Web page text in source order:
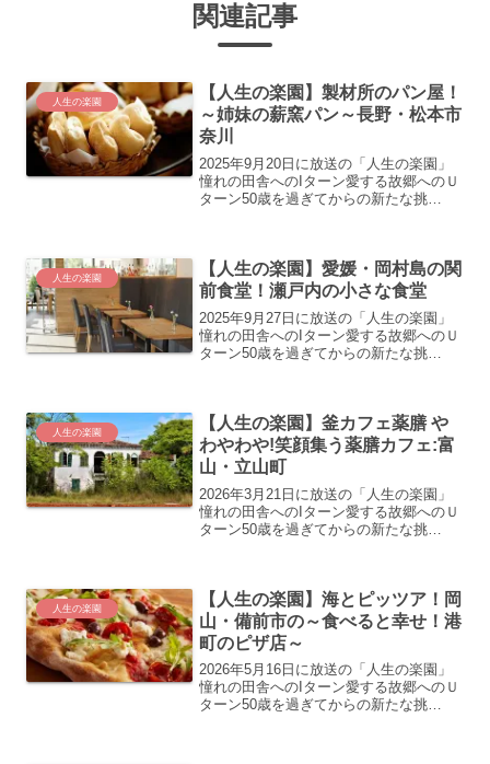
関連記事
人生の楽園
【人生の楽園】製材所のパン屋！
～姉妹の薪窯パン～長野・松本市
奈川
2025年9月20日に放送の「人生の楽園」
憧れの田舎へのIターン愛する故郷へのＵ
ターン50歳を過ぎてからの新たな挑
べ物などと共に紹...
人生の楽園
【人生の楽園】愛媛・岡村島の関
前食堂！瀬戸内の小さな食堂
2025年9月27日に放送の「人生の楽園」
憧れの田舎へのIターン愛する故郷へのＵ
ターン50歳を過ぎてからの新たな挑
べ物などと共に紹...
人生の楽園
【人生の楽園】釜カフェ薬膳 や
わやわや!笑顔集う薬膳カフェ:富
山・立山町
2026年3月21日に放送の「人生の楽園」
憧れの田舎へのIターン愛する故郷へのＵ
ターン50歳を過ぎてからの新たな挑
べ物などと共に紹...
人生の楽園
【人生の楽園】海とピッツア！岡
山・備前市の～食べると幸せ！港
町のピザ店～
2026年5月16日に放送の「人生の楽園」
憧れの田舎へのIターン愛する故郷へのＵ
ターン50歳を過ぎてからの新たな挑